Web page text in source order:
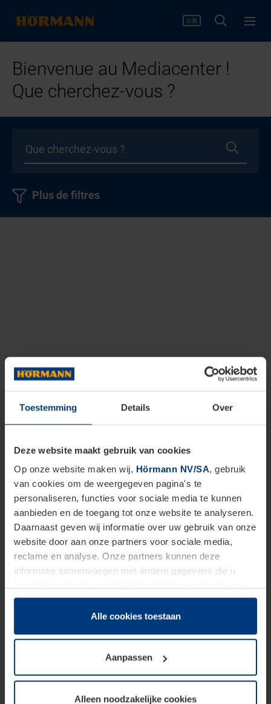
Toestemming Details Over
Deze website maakt gebruik van cookies
Op onze website maken wij, Hörmann NV/SA, gebruik
van cookies om de weergegeven pagina's te
personaliseren, functies voor sociale media te kunnen
aanbieden en de toegang tot onze website te analyseren.
Daarnaast geven wij informatie over uw gebruik van onze
website door aan onze partners voor sociale media,
reclame en analyse. Onze partners kunnen deze
informatie samenvoegen met andere gegevens die u
hun diensten hebben verzameld.
Juridisch hebben wij het recht om cookies op uw
van deze pagina's absoluut vereist is. Voor alle andere
soorten cookies is uw toestemming benodigd. Uw
toestemming kunt u op elk moment bij de uitleg van de
wijzigen of herroepen.
Alle cookies toestaan
Aanpassen
Alleen noodzakelijke cookies
Bienvenue au Mediacenter !
Que cherchez-vous ?
Plus de filtres